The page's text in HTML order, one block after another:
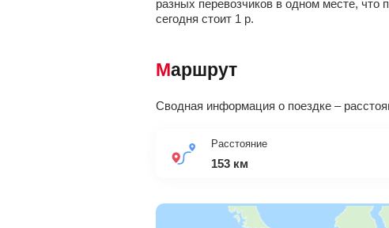
разных перевозчиков в одном месте,
сегодня стоит 1 р.
Маршрут
Сводная информация о поездке –
Расстояние
153 км